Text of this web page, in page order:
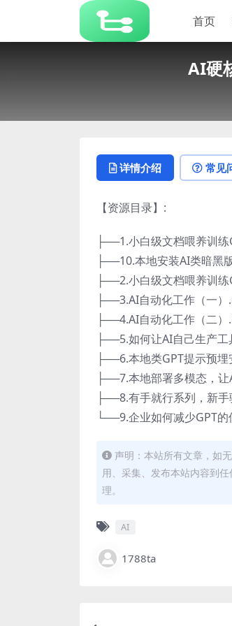
首页
AI硬
详情介绍 常见
【资源目录】:
├──1.小白级文档喂养训
├──10.本地安装AI类暗黑
├──2.小白级文档喂养训
├──3.AI自动化工作（一
├──4.AI自动化工作（二
├──5.如何让AI自己生产
├──6.本地类GPT提示预
├──7.本地部署多模态，
├──8.有手就行系列，新
└──9.企业如何减少GPT
声明：本站所有文章，如
用、采集、发布本站内容到
理。
AI
1788ta